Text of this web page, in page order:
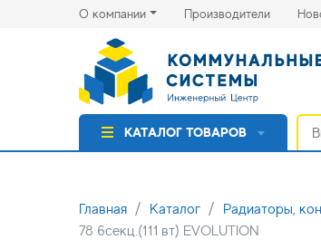
О компании Производители(current)
КАТАЛОГ ТОВАРОВ
Главная Каталог Радиаторы,
78 6секц.(111 вт) EVOLUTION